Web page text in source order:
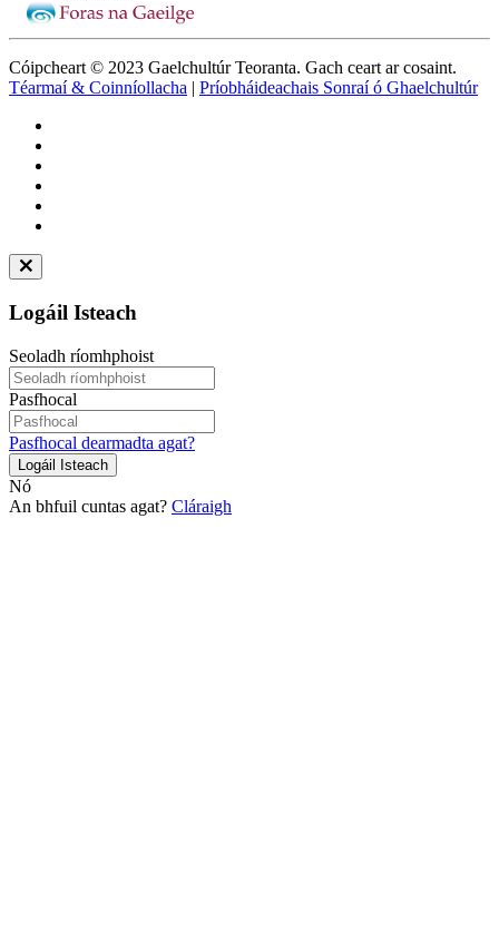
Cóipcheart © 2023 Gaelchultúr Teoranta. Gach ceart ar cosaint.
Téarmaí & Coinníollacha | Príobháideachais Sonraí ó Ghaelchultúr
Logáil Isteach
Seoladh ríomhphoist
Pasfhocal
Pasfhocal dearmadta agat?
Logáil Isteach
Nó
An bhfuil cuntas agat? Cláraigh